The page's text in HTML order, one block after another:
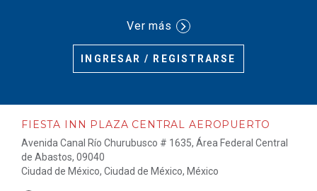
Ver más
INGRESAR / REGISTRARSE
FIESTA INN PLAZA CENTRAL AEROPUERTO
Avenida Canal Río Churubusco # 1635, Área Federal Central
de Abastos, 09040
Ciudad de México, Ciudad de México, México